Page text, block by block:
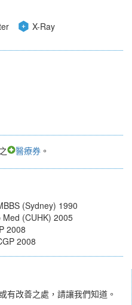
X-Ray
醫療券 。
(Sydney) 1990
Med (CUHK) 2005
2008
2008
有改善之處，請讓我們知道。